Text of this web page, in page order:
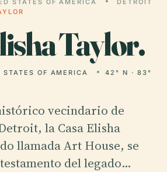
STATES OF AMERICA
DETROIT
Taylor.
STATES OF AMERICA
42° N · 83°
vecindario de
la Casa Elisha
llamada Art House, se
del legado…